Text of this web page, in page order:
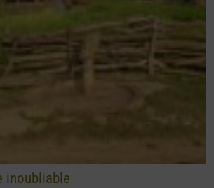
inoubliable